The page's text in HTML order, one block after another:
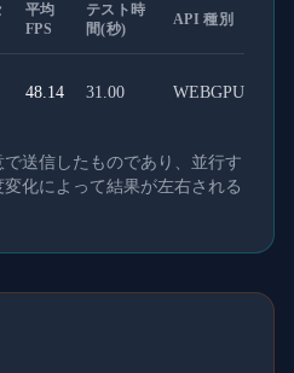
平均
FPS
テスト時
間(秒)
API 種別
48.14 31.00 WEBGPU
送信したものであり、並行す
化によって結果が左右される